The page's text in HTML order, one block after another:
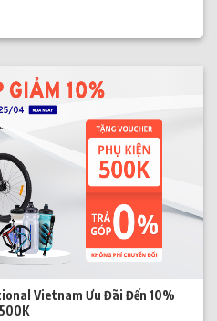
Vietnam Ưu Đãi Đến 10%